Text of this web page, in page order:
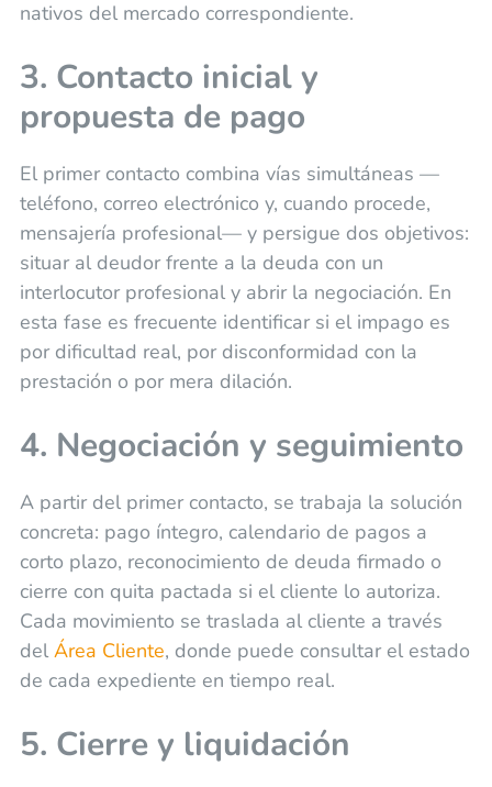
nativos del mercado correspondiente.
3. Contacto inicial y
propuesta de pago
El primer contacto combina vías simultáneas —
teléfono, correo electrónico y, cuando procede,
mensajería profesional— y persigue dos objetivos:
situar al deudor frente a la deuda con un
interlocutor profesional y abrir la negociación. En
esta fase es frecuente identificar si el impago es
por dificultad real, por disconformidad con la
prestación o por mera dilación.
4. Negociación y seguimiento
A partir del primer contacto, se trabaja la solución
concreta: pago íntegro, calendario de pagos a
corto plazo, reconocimiento de deuda firmado o
cierre con quita pactada si el cliente lo autoriza.
Cada movimiento se traslada al cliente a través
del Área Cliente, donde puede consultar el estado
de cada expediente en tiempo real.
5. Cierre y liquidación